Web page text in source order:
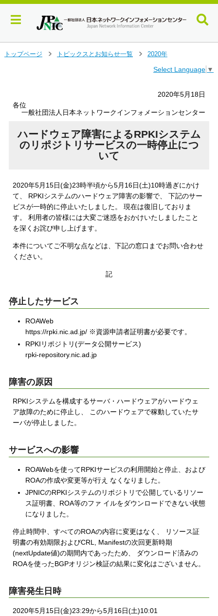
トップページ
トピックスとお知らせ一覧
2020年
Select Language ▼
2020年5月18日
各位
一般社団法人日本ネットワークインフォメーションセンター
ハードウェア障害によるRPKIシステム
のリポジトリサービスの一時停止につ
いて
2020年5月15日(金)23時半頃から5月16日(土)10時過ぎにかけ
て、 RPKIシステムのハードウェア障害の影響で、 下記のサー
ビスが一時的に停止いたしました。 現在は復旧しておりま
す。 利用者の皆様には大変ご迷惑をおかけいたしましたこと
を深くお詫び申し上げます。
本件についてご不明な点などは、下記の窓口までお問い合わせ
ください。
記
停止したサービス
ROAWeb
https://rpki.nic.ad.jp/ ※資源申請者証明書が必要です。
RPKIリポジトリ(データ公開サービス)
rpki-repository.nic.ad.jp
障害の原因
RPKIシステムを構成するサーバ・ハードウェアがハードウェ
ア故障のために停止し、 このハードウェアで稼動していたサ
ーバが停止しました。
サービスへの影響
ROAWebを使ってRPKIサービスの利用開始と停止、および
ROAの作成や変更等が行え なくなりました。
JPNICのRPKIシステムのリポジトリで公開しているリソー
ス証明書、ROA等のファ イルをダウンロードできない状態
になりました。
停止時間中、すべてのROAの内容に変更はなく、 リソース証
明書の有効期限およびCRL, Manifestの次回更新時期
(nextUpdate値)の期間内であったため、 ダウンロード済みの
ROAを使ったBGPオリジン検証の結果に変化はございません。
障害発生日時
2020年5月15日(金)23:29から5月16日(土)10:01